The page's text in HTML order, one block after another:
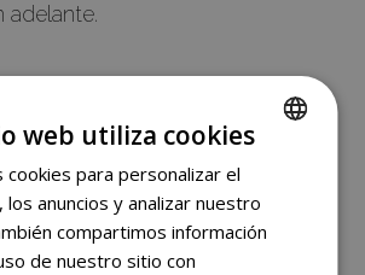
adelante.
está disponible para estancias
adelante y debe incluir entre
del sábado para poder disfrutar
de Orfila del domingo.
SPANISH
ENGLISH
web utiliza cookies
cookies para personalizar el
los anuncios y analizar nuestro
compartimos información
de nuestro sitio con